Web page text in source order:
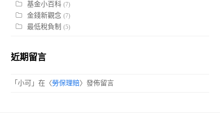
基金小百科 (7)
金錢新觀念 (7)
最低稅負制 (5)
近期留言
「小可 」在〈勞保理賠〉發佈留言